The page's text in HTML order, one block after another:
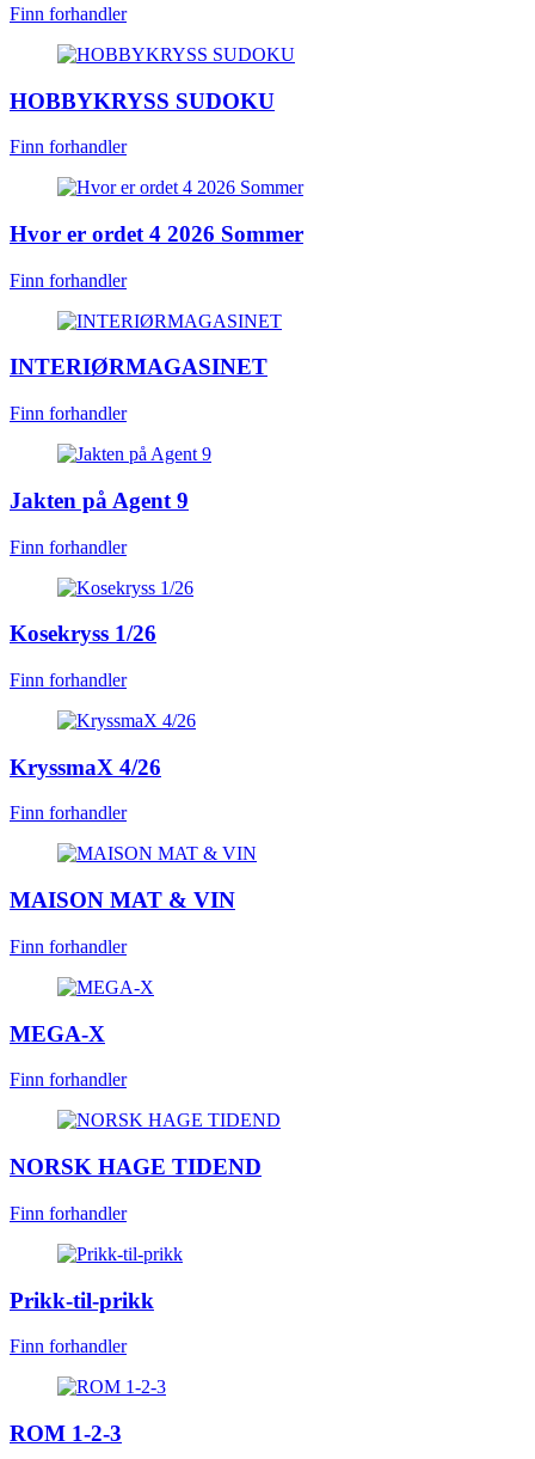
Finn forhandler
HOBBYKRYSS SUDOKU
Finn forhandler
Hvor er ordet 4 2026 Sommer
Finn forhandler
INTERIØRMAGASINET
Finn forhandler
Jakten på Agent 9
Finn forhandler
Kosekryss 1/26
Finn forhandler
KryssmaX 4/26
Finn forhandler
MAISON MAT & VIN
Finn forhandler
MEGA-X
Finn forhandler
NORSK HAGE TIDEND
Finn forhandler
Prikk-til-prikk
Finn forhandler
ROM 1-2-3